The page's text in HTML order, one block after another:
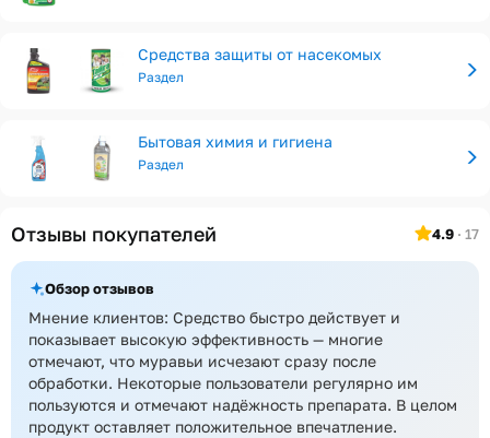
Средства защиты от насекомых
Раздел
Бытовая химия и гигиена
Раздел
Отзывы покупателей 4.9 · 17
Обзор отзывов
Мнение клиентов: Средство быстро действует и
показывает высокую эффективность — многие
отмечают, что муравьи исчезают сразу после
обработки. Некоторые пользователи регулярно им
пользуются и отмечают надёжность препарата. В целом
продукт оставляет положительное впечатление.